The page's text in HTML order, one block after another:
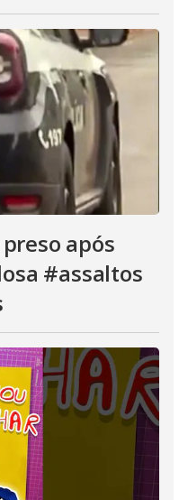
após
#assaltos